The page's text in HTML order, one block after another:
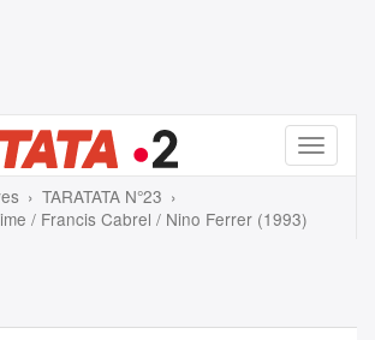
Menu
TARATATA N°23
/ Francis Cabrel / Nino Ferrer (1993)